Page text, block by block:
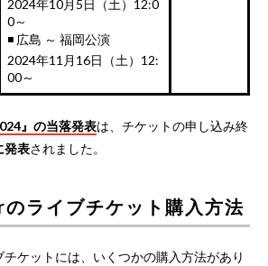
2024年10月5日（土）12:0
0～
◾️ 広島 ～ 福岡公演
2024年11月16日（土）12:
00～
』の当落発表は、チケットの申し込み終
発表されました。
ライブチケット購入方法
ケットには、いくつかの購入方法があり